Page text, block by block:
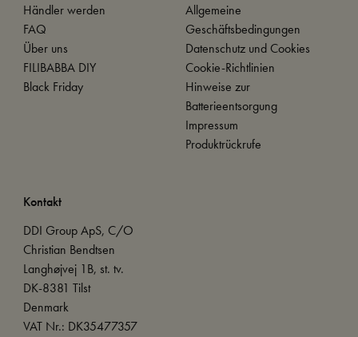
Händler werden
FAQ
Über uns
FILIBABBA DIY
Black Friday
Allgemeine
Geschäftsbedingungen
Datenschutz und Cookies
Cookie-Richtlinien
Hinweise zur
Batterieentsorgung
Impressum
Produktrückrufe
Kontakt
DDI Group ApS, C/O
Christian Bendtsen
Langhøjvej 1B, st. tv.
DK-8381 Tilst
Denmark
VAT Nr.: DK35477357